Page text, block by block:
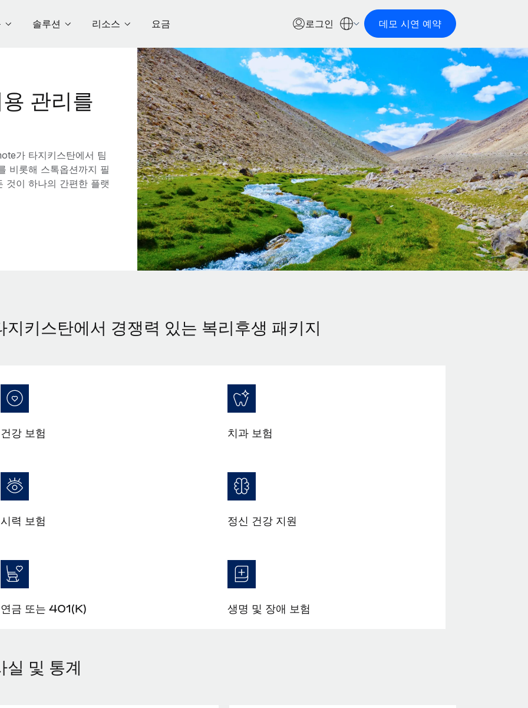
솔루션 리소스 요금 로그인 데모 시연 예약
관리를
가 타지키스탄에서 팀
비롯해 스톡옵션까지 필
것이 하나의 간편한 플랫
지키스탄에서 경쟁력 있는 복리후생 패키지
건강 보험 치과 보험
시력 보험 정신 건강 지원
연금 또는 401(K) 생명 및 장애 보험
실 및 통계